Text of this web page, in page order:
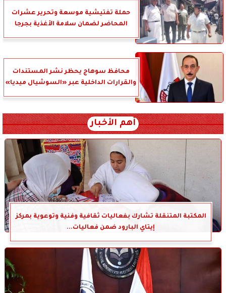
حملة تفتيشية موسعة وتحرير عشرات
المحاضر لضمان سلامة الأغذية بجرجا
محافظ سوهاج يحظر نشر المستندات
والقرارات الداخلية عبر «السوشيال ميديا»
أهم الأخبار
المكتبة المتنقلة تشارك بفعاليات ثقافية وفنية وتوعوية بمركز
إيتاي البارود ضمن فعاليات...